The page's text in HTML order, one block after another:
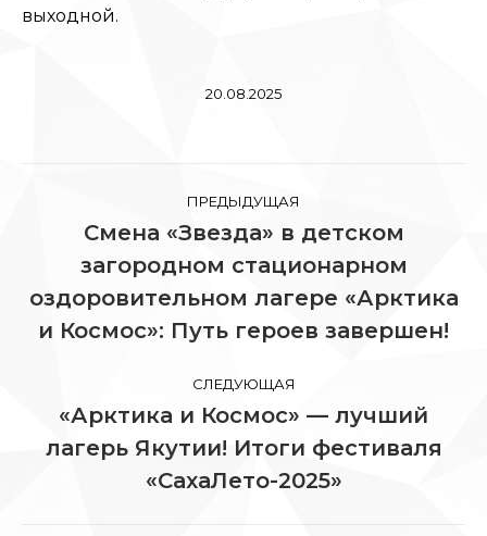
выходной.
20.08.2025
Навигация
записям
ПРЕДЫДУЩАЯ
Предыдущая
запись:
Смена «Звезда» в детском
загородном стационарном
оздоровительном лагере «Арктика
и Космос»: Путь героев завершен!
СЛЕДУЮЩАЯ
Следующая
запись:
«Арктика и Космос» — лучший
лагерь Якутии! Итоги фестиваля
«СахаЛето-2025»